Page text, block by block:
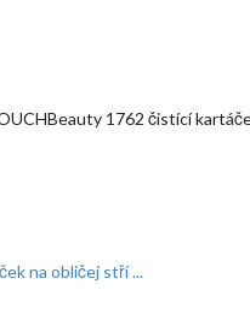
1762 čistící
na obličej stří ...